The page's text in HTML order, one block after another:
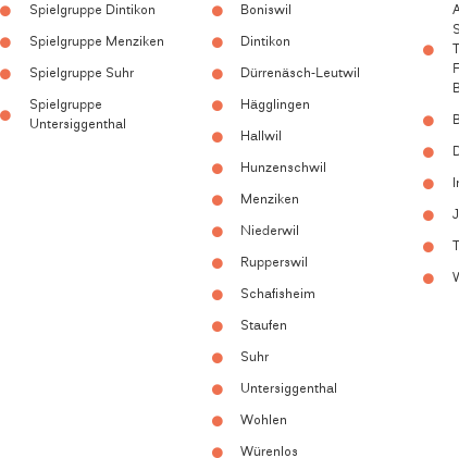
Spielgruppe Dintikon
Spielgruppe Menziken
Spielgruppe Suhr
Spielgruppe
Untersiggenthal
Boniswil
Dintikon
Dürrenäsch-Leutwil
Hägglingen
Hallwil
Hunzenschwil
Menziken
Niederwil
Rupperswil
Schafisheim
Staufen
Suhr
Untersiggenthal
Wohlen
Würenlos